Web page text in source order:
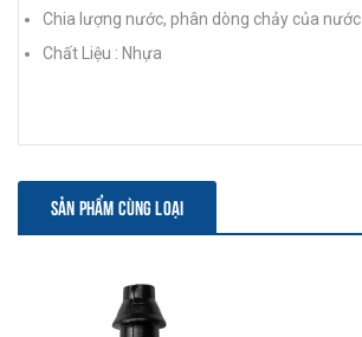
Chia lượng nước, phân dòng chảy của nước
Chất Liệu : Nhựa
SẢN PHẨM CÙNG LOẠI